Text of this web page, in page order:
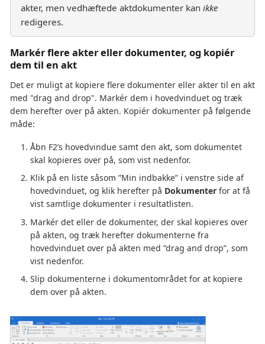
akter, men vedhæftede aktdokumenter kan ikke
redigeres.
Markér flere akter eller dokumenter, og kopiér
dem til en akt
Det er muligt at kopiere flere dokumenter eller akter til en akt
med "drag and drop". Markér dem i hovedvinduet og træk
dem herefter over på akten. Kopiér dokumenter på følgende
måde:
Åbn F2’s hovedvindue samt den akt, som dokumentet
skal kopieres over på, som vist nedenfor.
Klik på en liste såsom ”Min indbakke” i venstre side af
hovedvinduet, og klik herefter på Dokumenter for at få
vist samtlige dokumenter i resultatlisten.
Markér det eller de dokumenter, der skal kopieres over
på akten, og træk herefter dokumenterne fra
hovedvinduet over på akten med ”drag and drop”, som
vist nedenfor.
Slip dokumenterne i dokumentområdet for at kopiere
dem over på akten.